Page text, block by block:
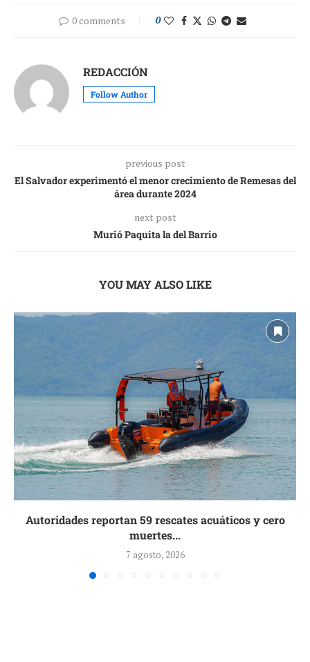
0 comments 0
REDACCIÓN
Follow Author
previous post
El Salvador experimentó el menor crecimiento de Remesas del
área durante 2024
next post
Murió Paquita la del Barrio
YOU MAY ALSO LIKE
Autoridades reportan 59 rescates acuáticos y cero
muertes...
7 agosto, 2026